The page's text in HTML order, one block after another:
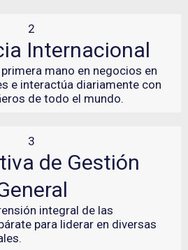
2
Internacional
mano en negocios en
e interactúa diariamente con
de todo el mundo.
3
de Gestión
integral de las
para liderar en diversas